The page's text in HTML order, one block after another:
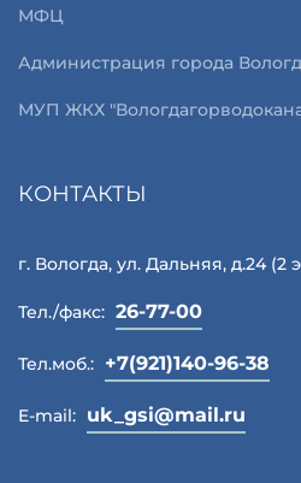
МФЦ
Администрация города
МУП ЖКХ
КОНТАКТЫ
г. Вологда, ул. Дальняя, д.24 (2
Тел./факс: 26-77-00
Тел.моб.: +7(921)140-96-38
E-mail: uk_gsi@mail.ru